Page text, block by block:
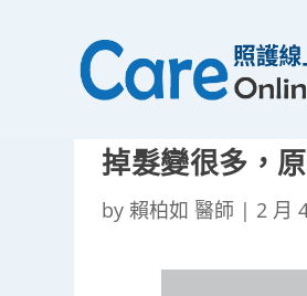
掉髮變很多，
by賴柏如 醫師 | 2 月